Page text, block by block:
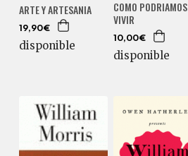
ARTE Y ARTESANIA
19,90€
disponible
COMO PODRIAMOS
VIVIR
10,00€
disponible